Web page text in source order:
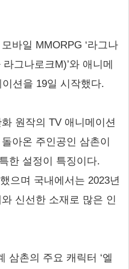
바일 MMORPG ‘라그나
그나로크M)’와 애니메
션을 19일 시작했다.
원작의 TV 애니메이션
아온 주인공인 삼촌이
한 설정이 특징이다.
으며 국내에서는 2023년
신선한 소재로 많은 인
삼촌의 주요 캐릭터 ‘엘